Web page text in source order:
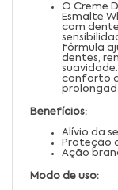
O Creme
Esmalte
com
fórmula
dentes,
conforto
Benefícios:
Alívio da
Proteção
Ação
Modo de uso: